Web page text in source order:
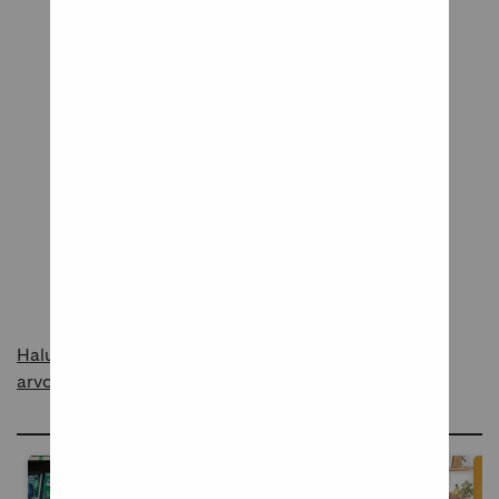
Haluatko raportoida asiattomasta sisällöstä
arvosteluissa?